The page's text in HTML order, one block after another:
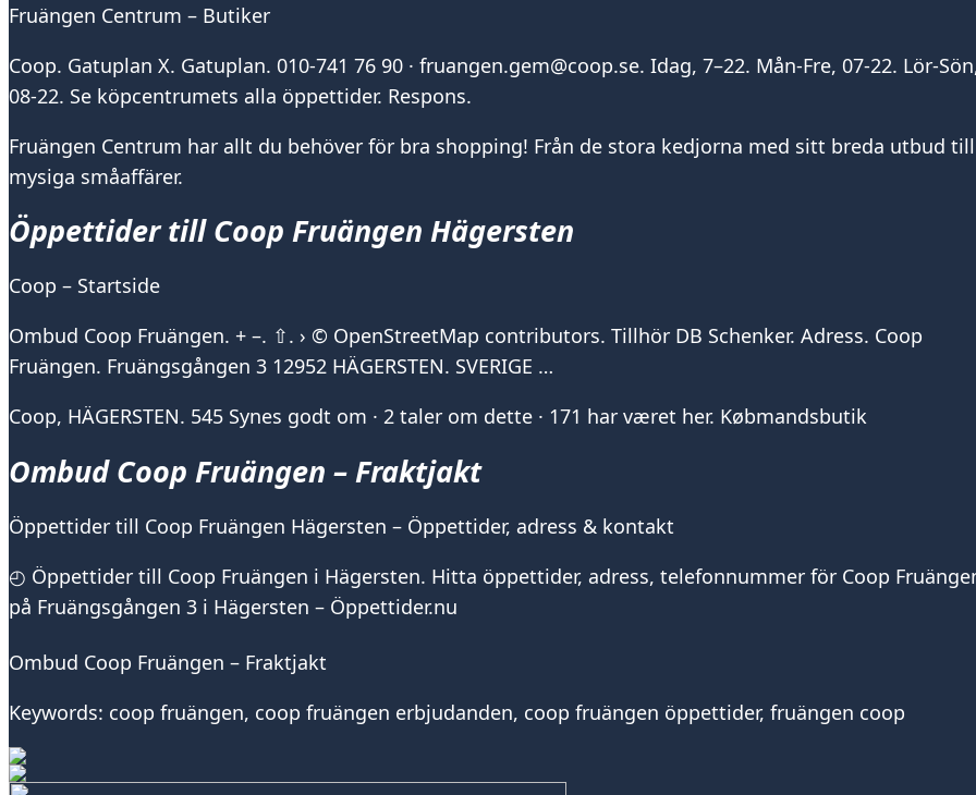
Fruängen Centrum – Butiker
Coop. Gatuplan X. Gatuplan. 010-741 76 90 · fruangen.gem@coop.se. Idag, 7–22. Mån-Fre, 07-22. Lör-
08-22. Se köpcentrumets alla öppettider. Respons.
Fruängen Centrum har allt du behöver för bra shopping! Från de stora kedjorna med sitt breda utbud till
mysiga småaffärer.
Öppettider till Coop Fruängen Hägersten
Coop – Startside
Ombud Coop Fruängen. + –. ⇧. › © OpenStreetMap contributors. Tillhör DB Schenker. Adress. Coop
Fruängen. Fruängsgången 3 12952 HÄGERSTEN. SVERIGE …
Coop, HÄGERSTEN. 545 Synes godt om · 2 taler om dette · 171 har været her. Købmandsbutik
Ombud Coop Fruängen – Fraktjakt
Öppettider till Coop Fruängen Hägersten – Öppettider, adress & kontakt
◴ Öppettider till Coop Fruängen i Hägersten. Hitta öppettider, adress, telefonnummer för Coop
på Fruängsgången 3 i Hägersten – Öppettider.nu
Ombud Coop Fruängen – Fraktjakt
Keywords: coop fruängen, coop fruängen erbjudanden, coop fruängen öppettider, fruängen coop